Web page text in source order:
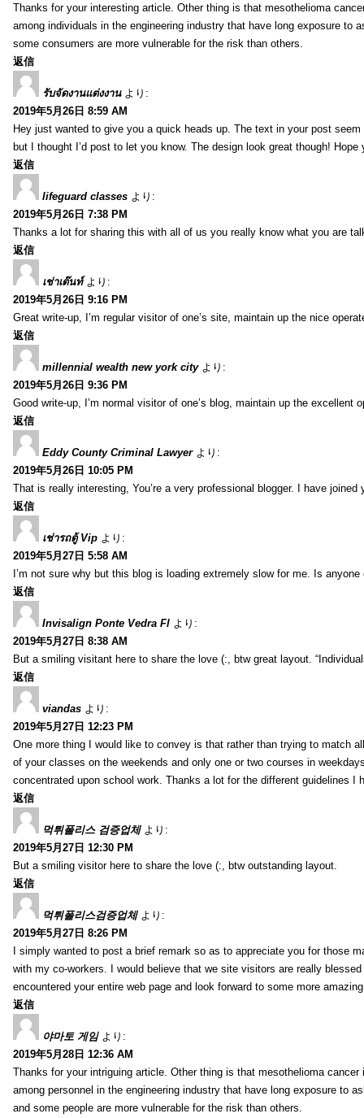
Thanks for your interesting article. Other thing is that mesothelioma
among individuals in the engineering industry that have long exposure
some consumers are more vulnerable for the risk than others.
返信
รับจัดงานแต่งงาน より:
2019年5月26日 8:59 AM
Hey just wanted to give you a quick heads up. The text in your post
but I thought I’d post to let you know. The design look great though!
返信
lifeguard classes より:
2019年5月26日 7:38 PM
Thanks a lot for sharing this with all of us you really know what you are
返信
เช่าเต๊นท์ より:
2019年5月26日 9:16 PM
Great write-up, I’m regular visitor of one’s site, maintain up the nice
返信
millennial wealth new york city より:
2019年5月26日 9:36 PM
Good write-up, I’m normal visitor of one’s blog, maintain up the excellent
返信
Eddy County Criminal Lawyer より:
2019年5月26日 10:05 PM
That is really interesting, You’re a very professional blogger. I have
返信
เช่ารถตู้ Vip より:
2019年5月27日 5:58 AM
I’m not sure why but this blog is loading extremely slow for me. Is
返信
Invisalign Ponte Vedra Fl より:
2019年5月27日 8:38 AM
But a smiling visitant here to share the love (:, btw great layout.
返信
viandas より:
2019年5月27日 12:23 PM
One more thing I would like to convey is that rather than trying to match
of your classes on the weekends and only one or two courses in
concentrated upon school work. Thanks a lot for the different guidelines I
返信
먹튀폴리스 검증업체 より:
2019年5月27日 12:30 PM
But a smiling visitor here to share the love (:, btw outstanding layout.
返信
먹튀폴리스검증업체 より:
2019年5月27日 8:26 PM
I simply wanted to post a brief remark so as to appreciate you for those
with my co-workers. I would believe that we site visitors are really
encountered your entire web page and look forward to some more
返信
야마토 게임 より:
2019年5月28日 12:36 AM
Thanks for your intriguing article. Other thing is that mesothelioma
among personnel in the engineering industry that have long exposure to
and some people are more vulnerable for the risk than others.